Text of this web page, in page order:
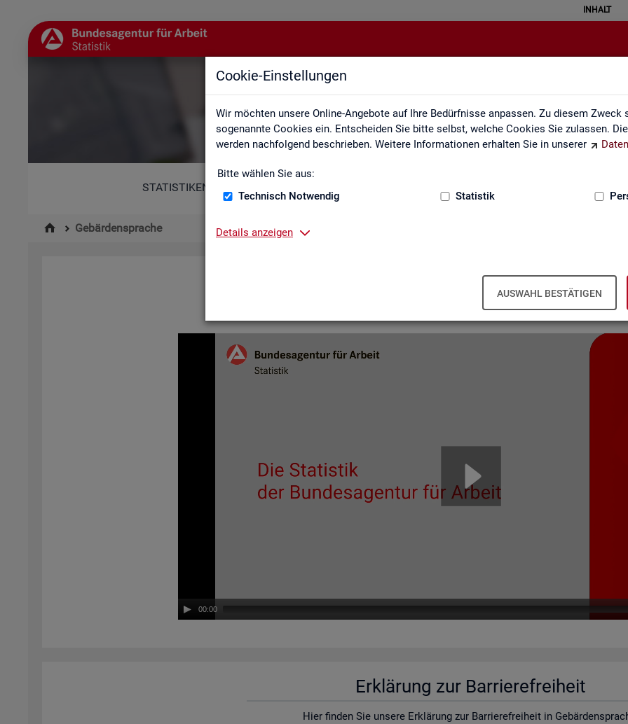
Cookie-Einstellungen
Wir möchten unsere Online-Angebote auf Ihre Bedürfnisse anpassen. Zu diesem Zweck
sogenannte Cookies ein. Entscheiden Sie bitte selbst, welche Cookies Sie zulassen.
werden nachfolgend beschrieben. Weitere Informationen erhalten Sie in unserer
Bitte wählen Sie aus:
Technisch Notwendig
Statistik
Details anzeigen
AUSWAHL BESTÄTIGEN
INHALT
Gebärdensprache
STATISTIKEN
Gebärdensprache
In­for­ma­tio­nen in Ge­bär­den­spra­che
Hier fin­den Sie unser In­for­ma­ti­ons­vi­deo in Deut­scher
00:00
Er­klä­rung zur Bar­rie­re­frei­heit
Hier fin­den Sie un­se­re Er­klä­rung zur Bar­rie­re­frei­heit in